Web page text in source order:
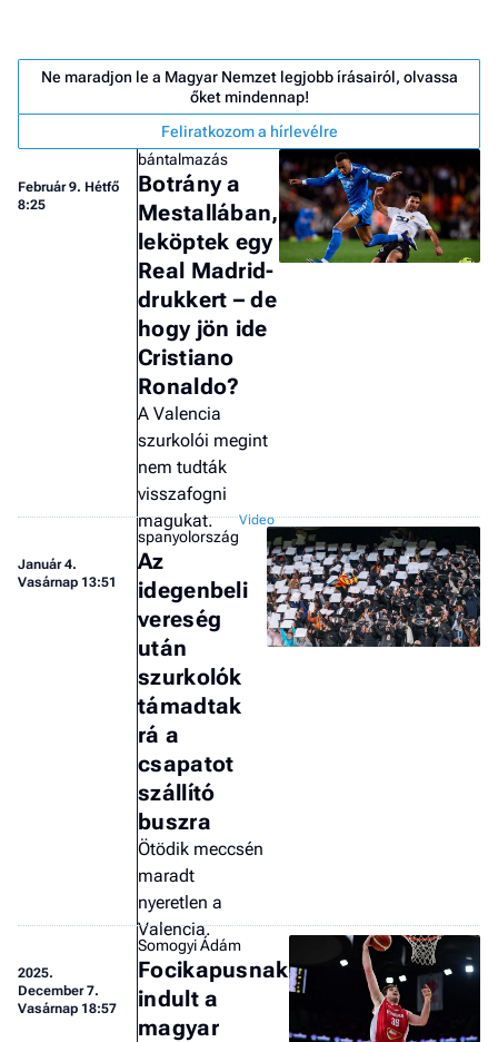
-
Ne maradjon le a Magyar Nemzet legjobb írásairól, olvassa
őket mindennap!
Feliratkozom a hírlevélre
Február 9. Hétfő
8:25
bántalmazás
Botrány a
Mestallában,
leköptek egy
Real Madrid-
drukkert – de
hogy jön ide
Cristiano
Ronaldo?
A Valencia
szurkolói megint
nem tudták
visszafogni
magukat.
Január 4.
Vasárnap 13:51
spanyolország
Az
idegenbeli
vereség
után
szurkolók
támadtak
rá a
csapatot
szállító
buszra
Ötödik meccsén
maradt
nyeretlen a
Valencia.
2025.
December 7.
Vasárnap 18:57
Somogyi Ádám
Focikapusnak
indult a
magyar